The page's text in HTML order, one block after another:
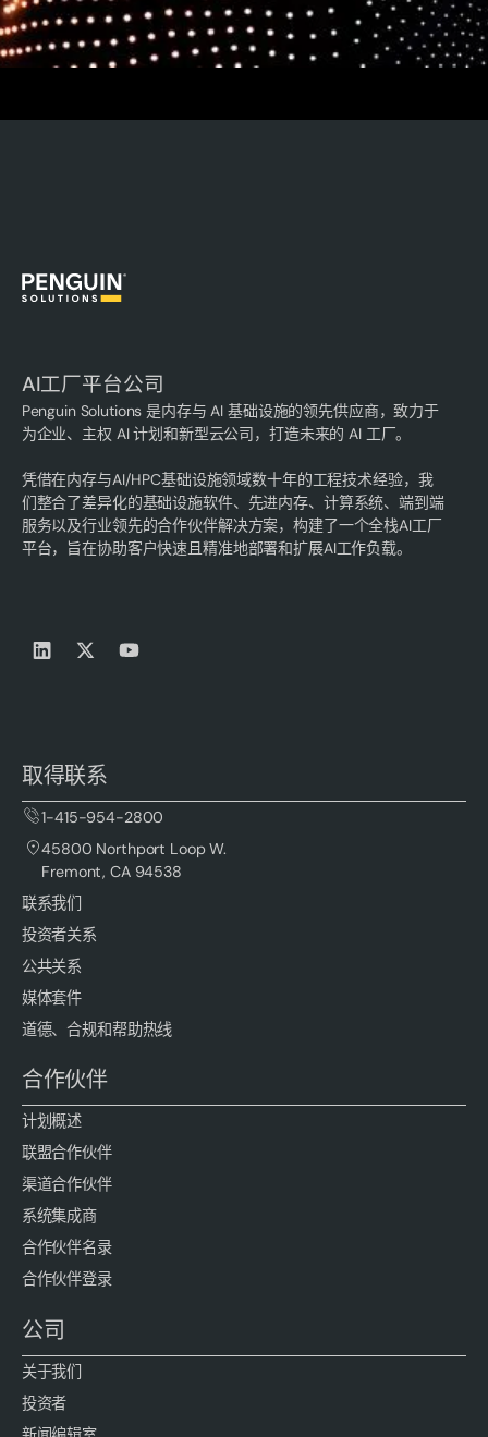
AI工厂平台公司
Penguin Solutions 是内存与 AI 基础设施的领先供应商，致力于
为企业、主权 AI 计划和新型云公司，打造未来的 AI 工厂。
凭借在内存与AI/HPC基础设施领域数十年的工程技术经验，我
们整合了差异化的基础设施软件、先进内存、计算系统、端到端
服务以及行业领先的合作伙伴解决方案，构建了一个全栈AI工厂
平台，旨在协助客户快速且精准地部署和扩展AI工作负载。
取得联系
1-415-954-2800
45800 Northport Loop W.
Fremont, CA 94538
联系我们
投资者关系
公共关系
媒体套件
道德、合规和帮助热线
合作伙伴
计划概述
联盟合作伙伴
渠道合作伙伴
系统集成商
合作伙伴名录
合作伙伴登录
公司
关于我们
投资者